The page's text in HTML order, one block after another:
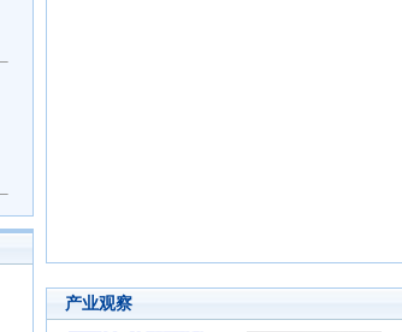
产业观察